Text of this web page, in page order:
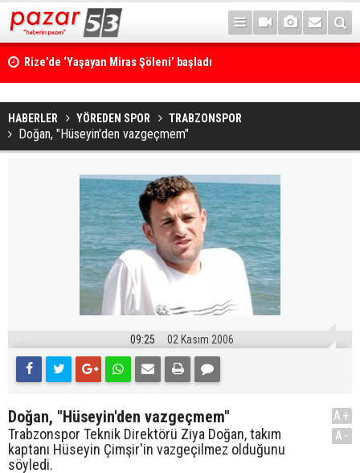
Rize’de ‘Yaşayan Miras Şöleni’ başladı
HABERLER YÖREDEN SPOR TRABZONSPOR
Doğan, "Hüseyin'den vazgeçmem"
09:25 02 Kasım 2006
Doğan, "Hüseyin'den vazgeçmem"
Trabzonspor Teknik Direktörü Ziya Doğan, takım
kaptanı Hüseyin Çimşir'in vazgeçilmez olduğunu
söyledi.
A+
A-